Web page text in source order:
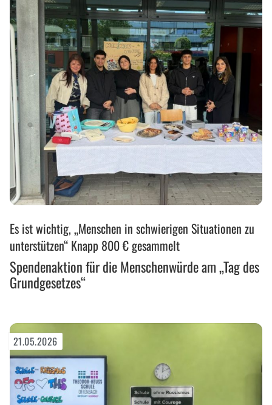
für
die
Menschenwürde
am
„Tag
Es ist wichtig, „Menschen in schwierigen Situationen zu
unterstützen“ Knapp 800 € gesammelt
Spendenaktion für die Menschenwürde am „Tag des
Grundgesetzes“
21.05.2026